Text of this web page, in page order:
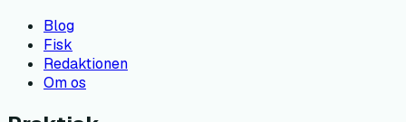
Blog
Fisk
Redaktionen
Om os